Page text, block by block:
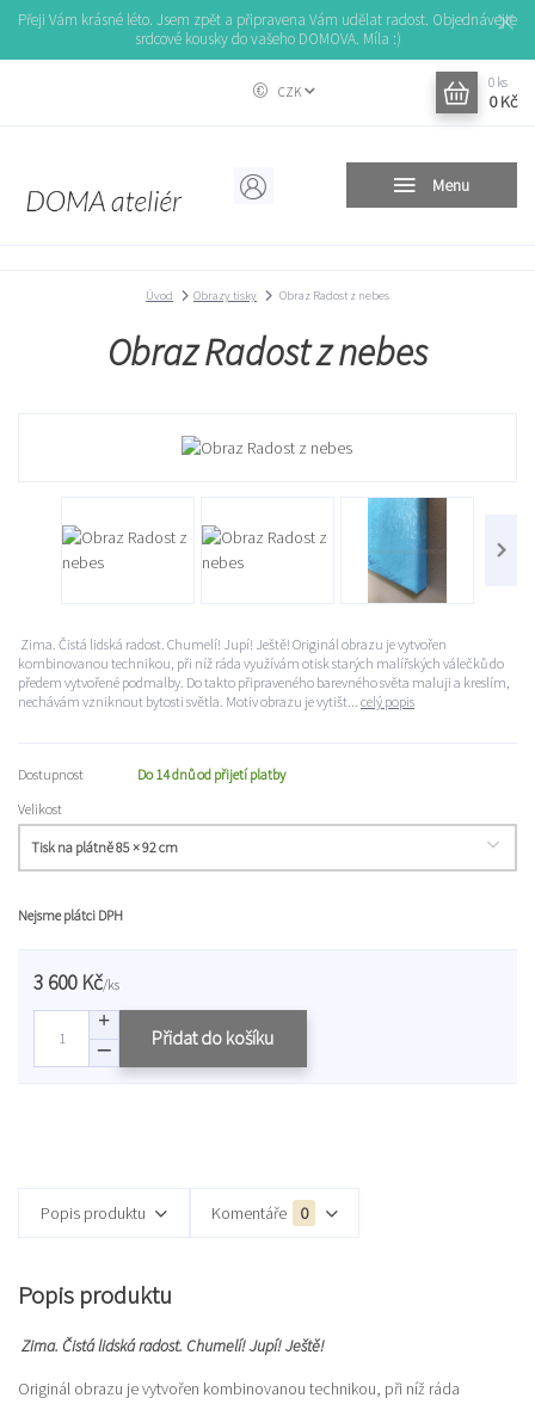
Přeji Vám krásné léto. Jsem zpět a připravena Vám udělat radost. Objednávejte
srdcové kousky do vašeho DOMOVA. Míla :)
Menu
CZK
0 ks
0 Kč
Úvod Obrazy tisky Obraz Radost z nebes
Obraz Radost z nebes
Zima. Čistá lidská radost. Chumelí! Jupí! Ještě! Originál obrazu je vytvořen
kombinovanou technikou, při níž ráda využívám otisk starých malířských válečků do
předem vytvořené podmalby. Do takto připraveného barevného světa maluji a kreslím,
nechávám vzniknout bytosti světla. Motiv obrazu je vytišt... celý popis
Dostupnost
Do 14 dnů od přijetí platby
Velikost
Nejsme plátci DPH
3 600 Kč/ks
Přidat do košíku
Popis produktu Komentáře 0
Popis produktu
Zima. Čistá lidská radost. Chumelí! Jupí! Ještě!
Originál obrazu je vytvořen kombinovanou technikou, při níž ráda